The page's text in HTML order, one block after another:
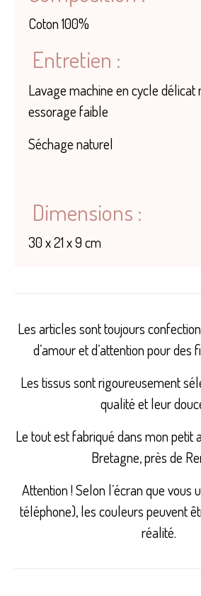
Coton 100%
Entretien :
Lavage machine en cycle délicat
essorage faible
Séchage naturel
Dimensions :
30 x 21 x 9 cm
Les articles sont toujours
d’amour et d’attention pour des
Les tissus sont rigoureusement
qualité et leur
Le tout est fabriqué dans mon
Bretagne, près de
Attention ! Selon l’écran que vous
téléphone), les couleurs peuvent
réalité.